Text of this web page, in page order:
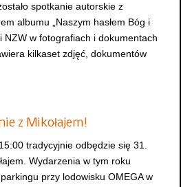
spotkanie autorskie z
albumu „Naszym hasłem Bóg i
NZW w fotografiach i dokumentach
kilkaset zdjęć, dokumentów
z Mikołajem!
tradycyjnie odbędzie się 31.
Wydarzenia w tym roku
przy lodowisku OMEGA w